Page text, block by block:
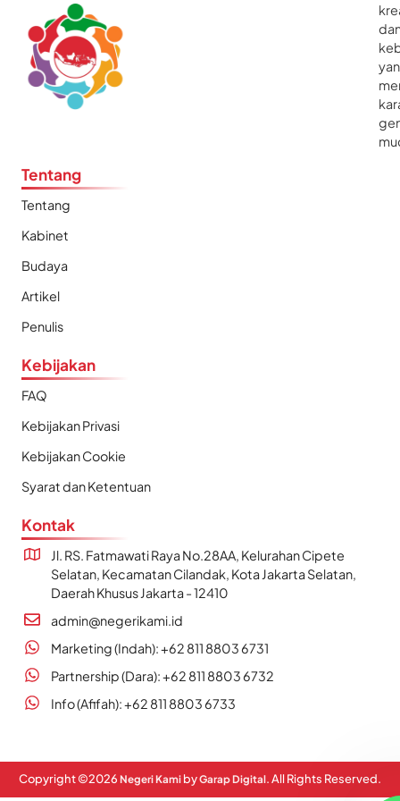
Tentang
Tentang
Kabinet
Budaya
Artikel
Penulis
Kebijakan
FAQ
Kebijakan Privasi
Kebijakan Cookie
Syarat dan Ketentuan
Kontak
Jl. RS. Fatmawati Raya No.28AA, Kelurahan Cipete
Selatan, Kecamatan Cilandak, Kota Jakarta Selatan,
Daerah Khusus Jakarta - 12410
admin@negerikami.id
Marketing (Indah): +62 811 8803 6731
Partnership (Dara): +62 811 8803 6732
Info (Afifah): +62 811 8803 6733
Copyright ©2026 Negeri Kami byGarap Digital. All Rights Reserved.